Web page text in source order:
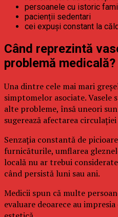
persoanele cu istoric
pacienții sedentari
cei expuși constant la
Când reprezintă
problemă medicală?
Una dintre cele mai mari
simptomelor asociate.
alte probleme, însă uneori
sugerează afectarea circulației
Senzația constantă de
furnicăturile, umflarea
locală nu ar trebui
când persistă luni sau ani.
Medicii spun că multe
evaluare deoarece au